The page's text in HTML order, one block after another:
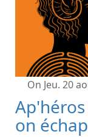
On Jeu. 20
on